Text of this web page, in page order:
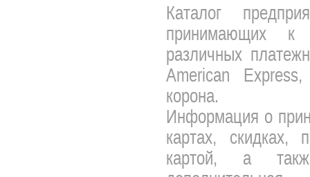
Каталог
принимающих к
различных
American
корона.
Информация о
картах, скидках,
картой, а